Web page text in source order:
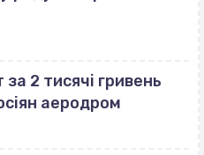
2 тисячі гривень
аеродром